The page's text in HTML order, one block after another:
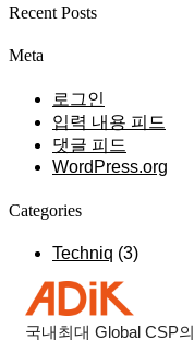
Recent Posts
Meta
로그인
입력 내용 피드
댓글 피드
WordPress.org
Categories
Techniq (3)
국내최대 Global CSP의